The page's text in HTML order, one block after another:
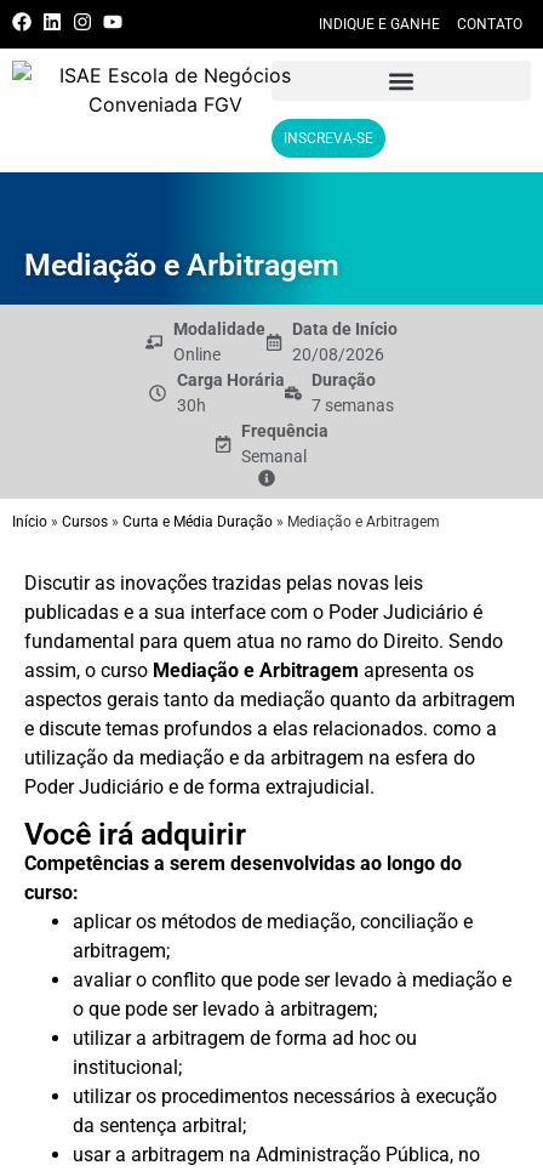
INDIQUE E GANHE CONTATO
INSCREVA-SE
Mediação e Arbitragem
Modalidade
Online
Data de Início
20/08/2026
Carga Horária
30h
Duração
7 semanas
Frequência
Semanal
Início » Cursos » Curta e Média Duração » Mediação e Arbitragem
Discutir as inovações trazidas pelas novas leis
publicadas e a sua interface com o Poder Judiciário é
fundamental para quem atua no ramo do Direito. Sendo
assim, o curso Mediação e Arbitragem apresenta os
aspectos gerais tanto da mediação quanto da arbitragem
e discute temas profundos a elas relacionados. como a
utilização da mediação e da arbitragem na esfera do
Poder Judiciário e de forma extrajudicial.
Você irá adquirir
Competências a serem desenvolvidas ao longo do
curso:
aplicar os métodos de mediação, conciliação e
arbitragem;
avaliar o conflito que pode ser levado à mediação e
o que pode ser levado à arbitragem;
utilizar a arbitragem de forma ad hoc ou
institucional;
utilizar os procedimentos necessários à execução
da sentença arbitral;
usar a arbitragem na Administração Pública, no